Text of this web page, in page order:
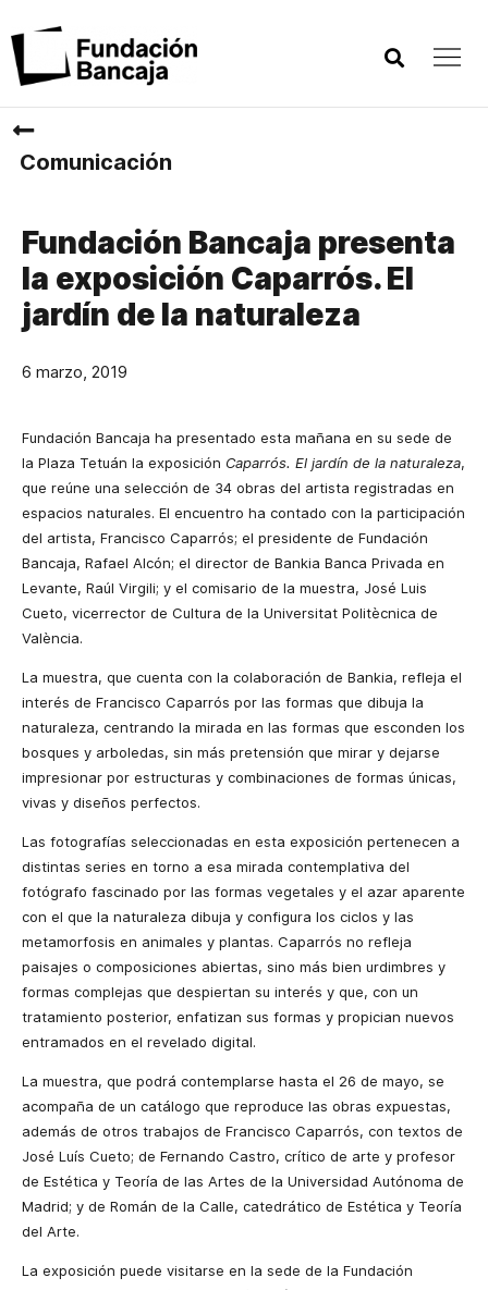
Comunicación
Fundación Bancaja presenta
la exposición Caparrós. El
jardín de la naturaleza
6 marzo, 2019
Fundación Bancaja ha presentado esta mañana en su sede de
la Plaza Tetuán la exposición Caparrós. El jardín de la naturaleza,
que reúne una selección de 34 obras del artista registradas en
espacios naturales. El encuentro ha contado con la participación
del artista, Francisco Caparrós; el presidente de Fundación
Bancaja, Rafael Alcón; el director de Bankia Banca Privada en
Levante, Raúl Virgili; y el comisario de la muestra, José Luis
Cueto, vicerrector de Cultura de la Universitat Politècnica de
València.
La muestra, que cuenta con la colaboración de Bankia, refleja el
interés de Francisco Caparrós por las formas que dibuja la
naturaleza, centrando la mirada en las formas que esconden los
bosques y arboledas, sin más pretensión que mirar y dejarse
impresionar por estructuras y combinaciones de formas únicas,
vivas y diseños perfectos.
Las fotografías seleccionadas en esta exposición pertenecen a
distintas series en torno a esa mirada contemplativa del
fotógrafo fascinado por las formas vegetales y el azar aparente
con el que la naturaleza dibuja y configura los ciclos y las
metamorfosis en animales y plantas. Caparrós no refleja
paisajes o composiciones abiertas, sino más bien urdimbres y
formas complejas que despiertan su interés y que, con un
tratamiento posterior, enfatizan sus formas y propician nuevos
entramados en el revelado digital.
La muestra, que podrá contemplarse hasta el 26 de mayo, se
acompaña de un catálogo que reproduce las obras expuestas,
además de otros trabajos de Francisco Caparrós, con textos de
José Luís Cueto; de Fernando Castro, crítico de arte y profesor
de Estética y Teoría de las Artes de la Universidad Autónoma de
Madrid; y de Román de la Calle, catedrático de Estética y Teoría
del Arte.
La exposición puede visitarse en la sede de la Fundación